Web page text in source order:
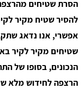
הסרת שטיחים
להסיר שטיח מקיר
אפשרי, אנו נדאג
שטיחים מקיר לקיר
הנכונים, בסופו של
הרצפה לחידוש מלא